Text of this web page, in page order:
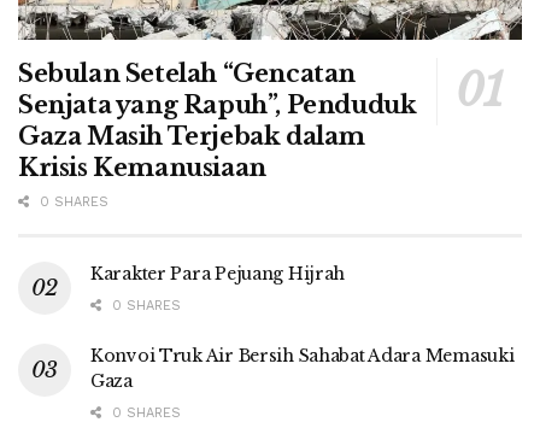
Sebulan Setelah “Gencatan
Senjata yang Rapuh”, Penduduk
Gaza Masih Terjebak dalam
Krisis Kemanusiaan
0 SHARES
Karakter Para Pejuang Hijrah
0 SHARES
Konvoi Truk Air Bersih Sahabat Adara Memasuki
Gaza
0 SHARES